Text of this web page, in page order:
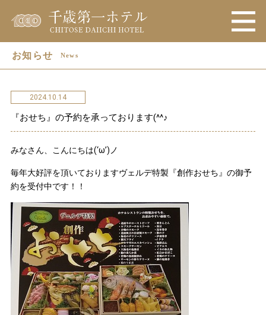
お知らせ News
2024.10.14
『おせち』の予約を承っております(^^♪
みなさん、こんにちは(‘ω’)ノ
毎年大好評を頂いておりますヴェルデ特製『創作おせち』の御予
約を受付中です！！